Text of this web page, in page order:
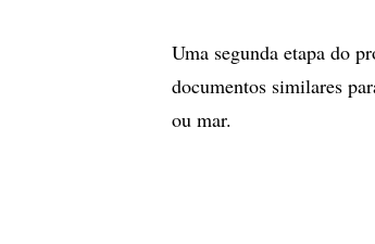
Uma segunda etapa do
documentos similares
ou mar.